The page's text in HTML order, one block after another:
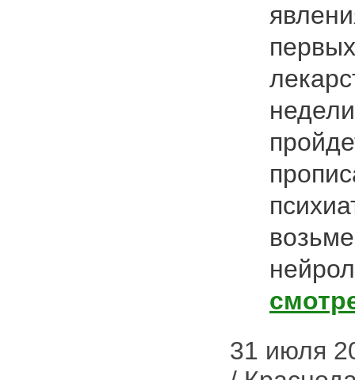
31 июля